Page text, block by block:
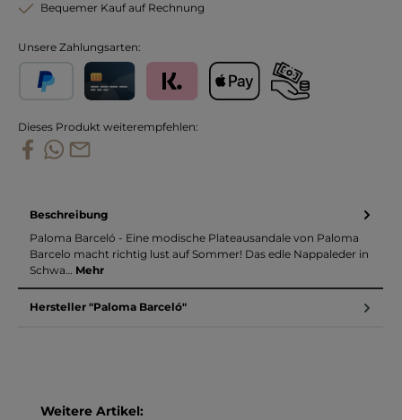
Bequemer Kauf auf Rechnung
Unsere Zahlungsarten:
Dieses Produkt weiterempfehlen:
Beschreibung
Paloma Barceló - Eine modische Plateausandale von Paloma
Barcelo macht richtig lust auf Sommer! Das edle Nappaleder in
Schwa… Mehr
Hersteller "Paloma Barceló"
Produktgalerie überspringen
Weitere Artikel: